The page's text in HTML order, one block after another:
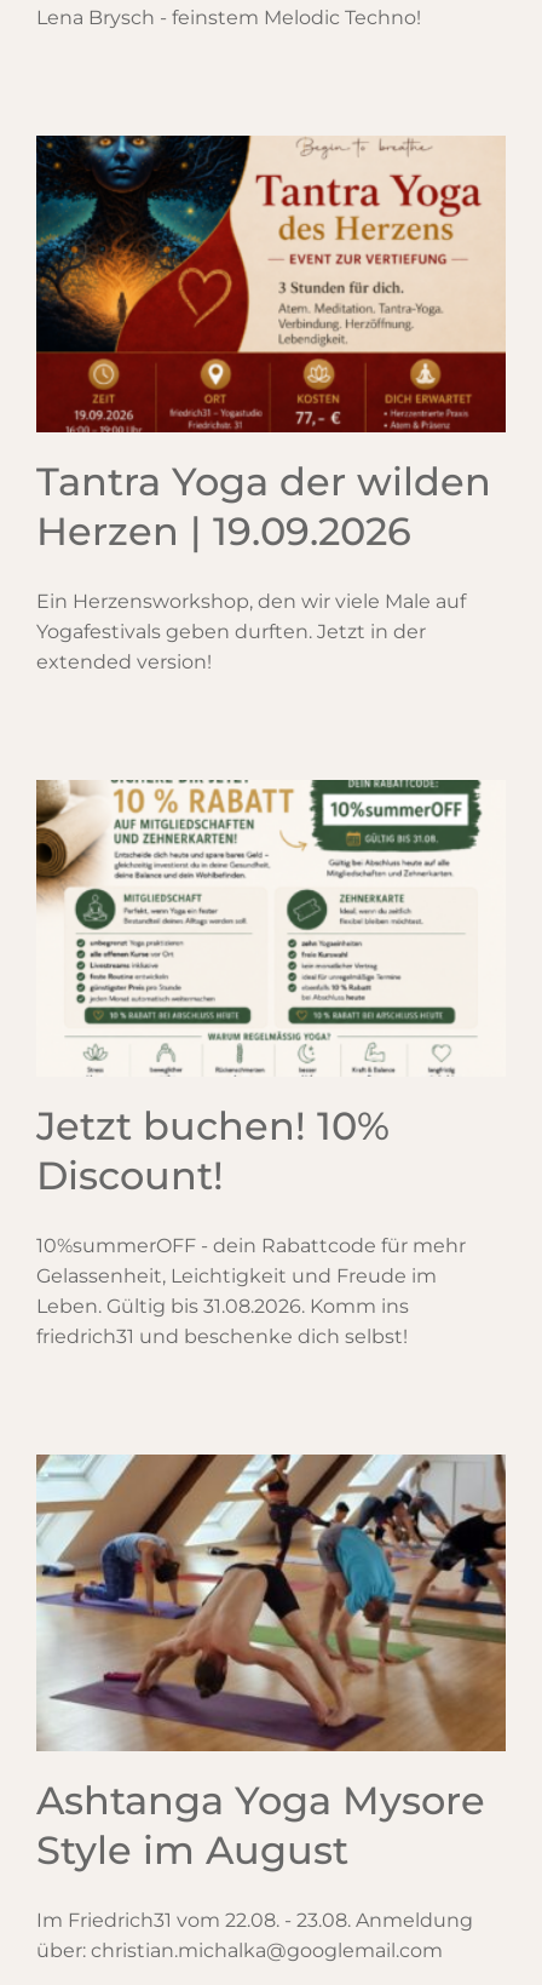
Lena Brysch - feinstem Melodic Techno!
Tantra Yoga der wilden
Herzen | 19.09.2026
Ein Herzensworkshop, den wir viele Male auf
Yogafestivals geben durften. Jetzt in der
extended version!
Jetzt buchen! 10%
Discount!
10%summerOFF - dein Rabattcode für mehr
Gelassenheit, Leichtigkeit und Freude im
Leben. Gültig bis 31.08.2026. Komm ins
friedrich31 und beschenke dich selbst!
Ashtanga Yoga Mysore
Style im August
Im Friedrich31 vom 22.08. - 23.08. Anmeldung
über: christian.michalka@googlemail.com